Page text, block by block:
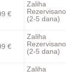
€
Zaliha
Rezervisano
(2-5 dana)
€
Zaliha
Rezervisano
(2-5 dana)
Zaliha